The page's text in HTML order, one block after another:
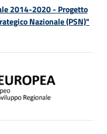
2014-2020 - Progetto
Nazionale (PSN)"